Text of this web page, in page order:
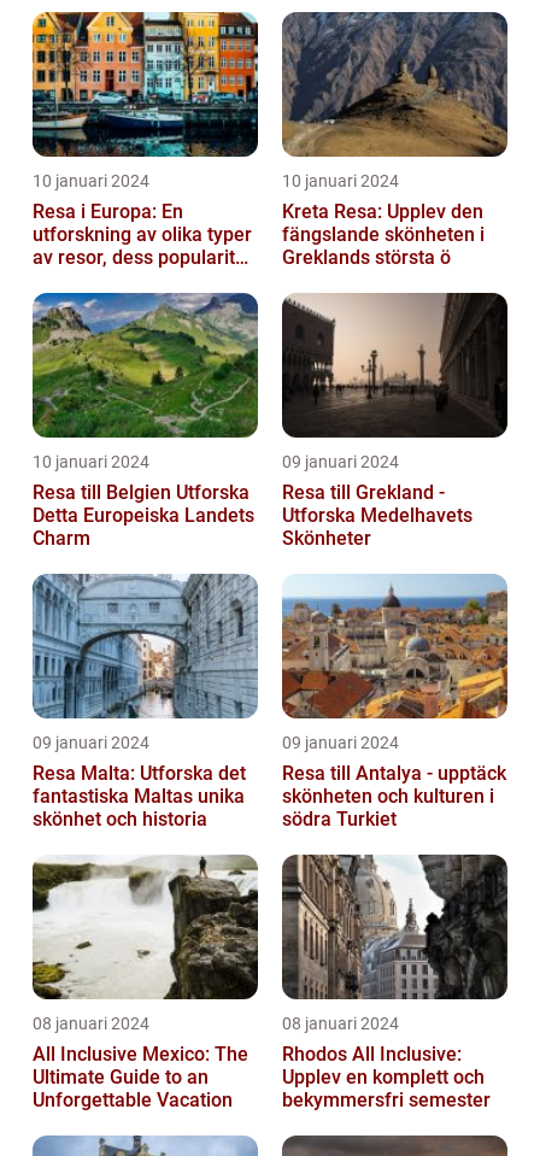
10 januari 2024
Resa i Europa: En
utforskning av olika typer
av resor, dess popularitet
10 januari 2024
Kreta Resa: Upplev den
fängslande skönheten i
Greklands största ö
10 januari 2024
Resa till Belgien Utforska
Detta Europeiska Landets
Charm
09 januari 2024
Resa till Grekland -
Utforska Medelhavets
Skönheter
09 januari 2024
Resa Malta: Utforska det
fantastiska Maltas unika
skönhet och historia
09 januari 2024
Resa till Antalya - upptäck
skönheten och kulturen i
södra Turkiet
08 januari 2024
All Inclusive Mexico: The
Ultimate Guide to an
Unforgettable Vacation
08 januari 2024
Rhodos All Inclusive:
Upplev en komplett och
bekymmersfri semester